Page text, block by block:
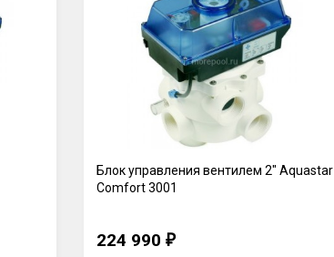
Блок управления вентилем 2" Aquastar
Comfort 3001
224 990 ₽